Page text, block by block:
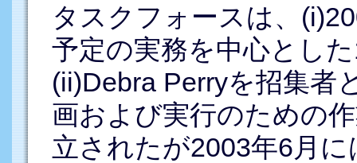
タスクフォースは、
予定の実務を中心とし
(ii)Debra Perryを招集者
画および実行のための
立されたが2003年6月